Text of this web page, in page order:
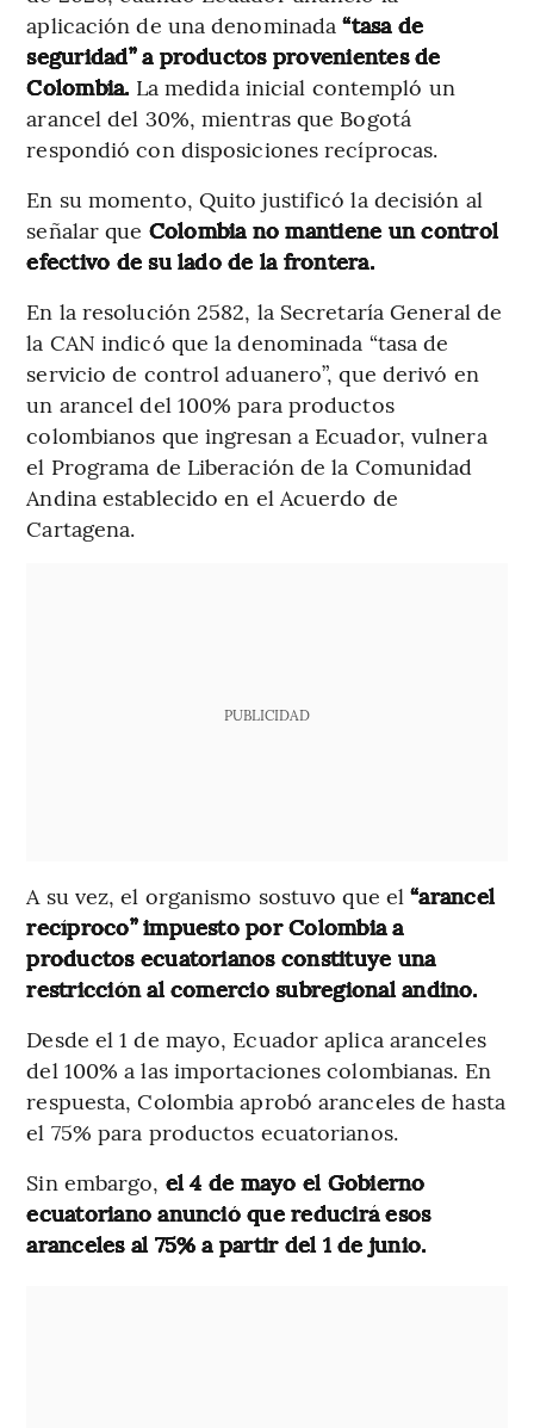
aplicación de una denominada“tasa de
seguridad” a productos provenientes de
Colombia. La medida inicial contempló un
arancel del 30%, mientras que Bogotá
respondió con disposiciones recíprocas.
En su momento, Quito justificó la decisión al
señalar que Colombia no mantiene un control
efectivo de su lado de la frontera.
En la resolución 2582, la Secretaría General de
la CAN indicó que la denominada “tasa de
servicio de control aduanero”, que derivó en
un arancel del 100% para productos
colombianos que ingresan a Ecuador, vulnera
el Programa de Liberación de la Comunidad
Andina establecido en el Acuerdo de
Cartagena.
PUBLICIDAD
A su vez, el organismo sostuvo que el“arancel
recíproco” impuesto por Colombia a
productos ecuatorianos constituye una
restricción al comercio subregional andino.
Desde el 1 de mayo, Ecuador aplica aranceles
del 100% a las importaciones colombianas. En
respuesta, Colombia aprobó aranceles de hasta
el 75% para productos ecuatorianos.
Sin embargo, el 4 de mayo el Gobierno
ecuatoriano anunció que reducirá esos
aranceles al 75% a partir del 1 de junio.